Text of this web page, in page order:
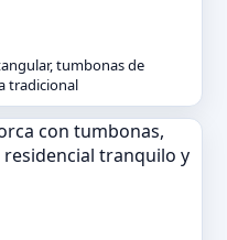
tumbonas de
tradicional